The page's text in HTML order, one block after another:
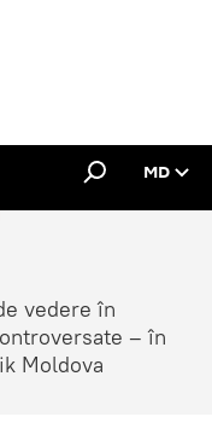
MD
vedere în
– în
Moldova